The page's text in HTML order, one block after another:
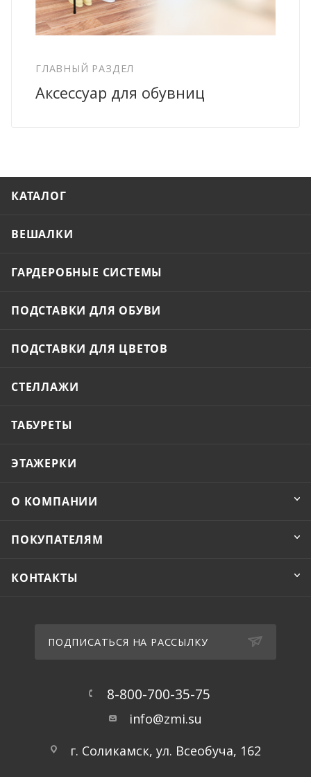
ГЛАВНЫЙ РАЗДЕЛ
Аксессуар для обувниц
КАТАЛОГ
ВЕШАЛКИ
ГАРДЕРОБНЫЕ СИСТЕМЫ
ПОДСТАВКИ ДЛЯ ОБУВИ
ПОДСТАВКИ ДЛЯ ЦВЕТОВ
СТЕЛЛАЖИ
ТАБУРЕТЫ
ЭТАЖЕРКИ
О КОМПАНИИ
ПОКУПАТЕЛЯМ
КОНТАКТЫ
ПОДПИСАТЬСЯ НА РАССЫЛКУ
8-800-700-35-75
info@zmi.su
г. Соликамск, ул. Всеобуча, 162